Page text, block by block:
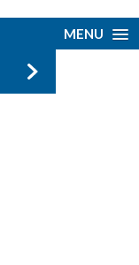
MENU